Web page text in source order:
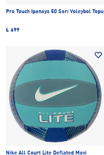
Pro Touch Ipanaya 50 Sarı Voleybol Topu
₺ 699
Nike All Court Lite Deflated Mavi